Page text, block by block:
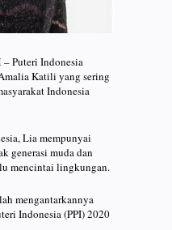
Puteri Indonesia
Katili yang sering
Indonesia
Lia mempunyai
generasi muda dan
mencintai lingkungan.
mengantarkannya
Indonesia (PPI) 2020